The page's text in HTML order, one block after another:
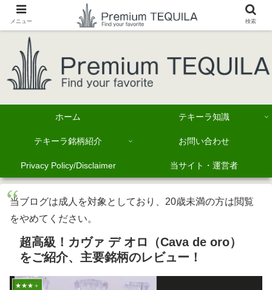
ホーム テキーラ知識
テキーラ銘柄紹介 お問い合わせ
Privacy Policy/Disclaimer 当サイト・運営者
当ブログは成人を対象としており、20歳未満の方は閲覧
をやめてください。
超高級！カヴァ デ オロ（Cava de oro）
をご紹介、主要銘柄のレビュー！
★★★＋
メニュー 検索